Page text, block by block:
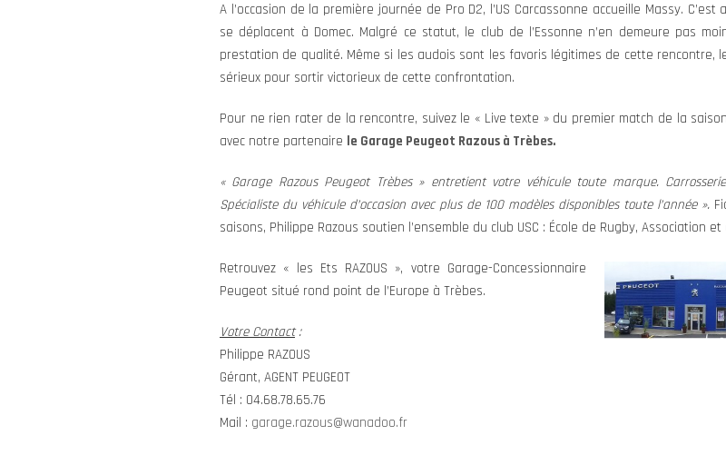
A l’occasion de la première journée de Pro D2, l’US Carcassonne accueille Massy.
se déplacent à Domec. Malgré ce statut, le club de l’Essonne n’en demeure pas
prestation de qualité. Même si les audois sont les favoris légitimes de cette
sérieux pour sortir victorieux de cette confrontation.
Pour ne rien rater de la rencontre, suivez le « Live texte » du premier match de la
avec notre partenaire le Garage Peugeot Razous à Trèbes.
« Garage Razous Peugeot Trèbes » entretient votre véhicule toute marque.
Spécialiste du véhicule d’occasion avec plus de 100 modèles disponibles toute l’année ».
saisons, Philippe Razous soutien l’ensemble du club USC : École de Rugby, Association
Retrouvez « les Ets RAZOUS », votre Garage-Concessionnaire
Peugeot situé rond point de l’Europe à Trèbes.
Votre Contact:
Philippe RAZOUS
Gérant, AGENT PEUGEOT
Tél : 04.68.78.65.76
Mail : garage.razous@wanadoo.fr